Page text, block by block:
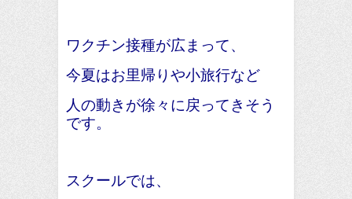
ワクチン接種が広まって、
今夏はお里帰りや小旅行など
人の動きが徐々に戻ってきそう
です。
スクールでは、